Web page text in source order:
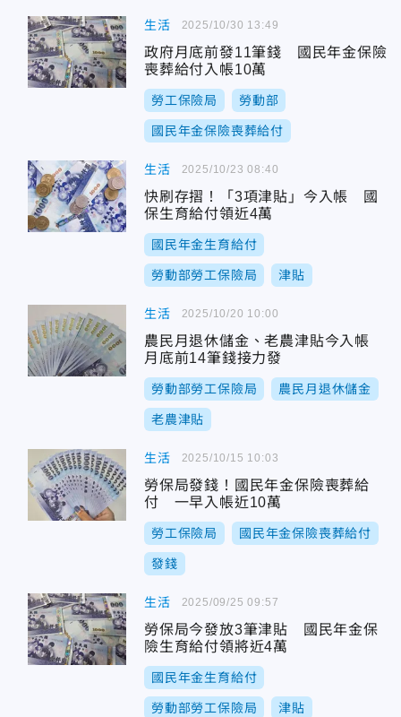
生活
政府月底前發11筆錢 國民年金保險
喪葬給付入帳10萬
勞工保險局 勞動部
國民年金保險喪葬給付
2025/10/30 13:49
生活
快刷存摺！「3項津貼」今入帳 國
保生育給付領近4萬
國民年金生育給付
勞動部勞工保險局 津貼
2025/10/23 08:40
生活
農民月退休儲金、老農津貼今入帳
月底前14筆錢接力發
勞動部勞工保險局 農民月退休儲金
老農津貼
2025/10/20 10:00
生活
勞保局發錢！國民年金保險喪葬給
付 一早入帳近10萬
勞工保險局 國民年金保險喪葬給付
發錢
2025/10/15 10:03
生活
勞保局今發放3筆津貼 國民年金保
險生育給付領將近4萬
國民年金生育給付
勞動部勞工保險局 津貼
2025/09/25 09:57